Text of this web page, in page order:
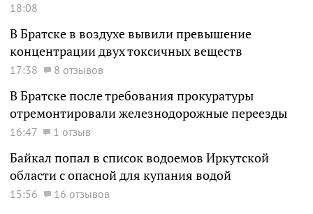
18:08
В Братске в воздухе вывили превышение
концентрации двух токсичных веществ
17:38 8 отзывов
В Братске после требования прокуратуры
отремонтировали железнодорожные переезды
16:47 1 отзыв
Байкал попал в список водоемов Иркутской
области с опасной для купания водой
15:56 16 отзывов